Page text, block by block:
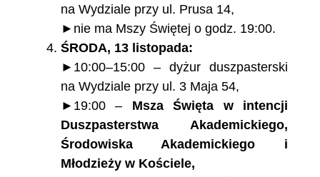
na Wydziale przy ul. Prusa 14,
►nie ma Mszy Świętej o godz. 19:00.
ŚRODA, 13 listopada:
►10:00–15:00 – dyżur duszpasterski
na Wydziale przy ul. 3 Maja 54,
►19:00 – Msza Święta w intencji
Duszpasterstwa Akademickiego,
Środowiska Akademickiego i
Młodzieży w Kościele,